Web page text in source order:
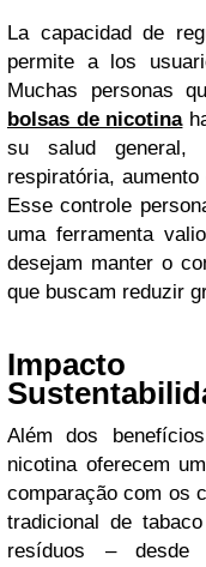
La capacidad de
permite a los
Muchas personas
bolsas de nicotina
su salud general,
respiratória,
Esse controle
uma ferramenta
desejam manter o
que buscam reduzir
Além dos
nicotina oferecem
comparação com os
tradicional de
resíduos –